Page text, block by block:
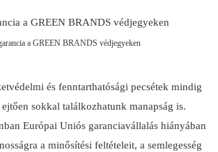
a GREEN BRANDS védjegyeken
és fenntarthatósági pecsétek mindig
sokkal találkozhatunk manapság is.
Európai Uniós garanciavállalás hiányában
a minősítési feltételeit, a semlegesség